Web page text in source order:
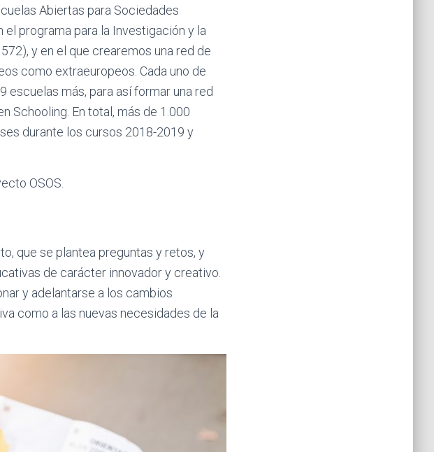
Abiertas para Sociedades
programa para la Investigación y la
y en el que crearemos una red de
como extraeuropeos. Cada uno de
escuelas más, para así formar una red
Schooling. En total, más de 1.000
durante los cursos 2018-2019 y
OSOS.
que se plantea preguntas y retos, y
de carácter innovador y creativo.
y adelantarse a los cambios
como a las nuevas necesidades de la